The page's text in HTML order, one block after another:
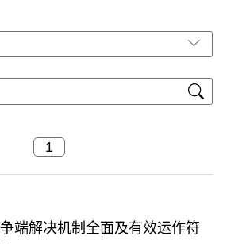
端解决机制全面及有效运作符